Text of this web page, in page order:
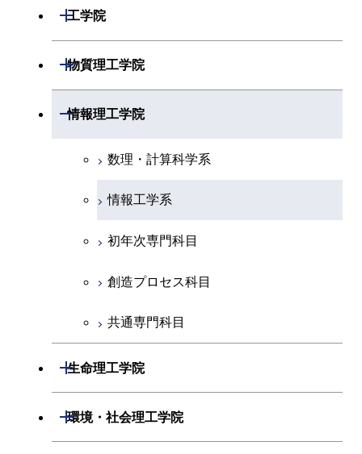
化学系
工学院
開閉
機械系
共通専門科目
物質理工学院
開閉
材料系
応用化学系
初年次専門科目
創造プロセス科目
共通専門科目
情報理工学院
開閉
数理・計算科学系
情報工学系
初年次専門科目
創造プロセス科目
共通専門科目
生命理工学院
開閉
生命理工学系
環境・社会理工学院
開閉